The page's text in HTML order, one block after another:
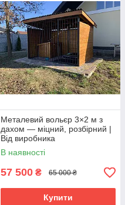
Металевий вольєр 3×2 м з
дахом — міцний, розбірний |
Від виробника
В наявності
57 500 ₴ 65 000 ₴
Купити